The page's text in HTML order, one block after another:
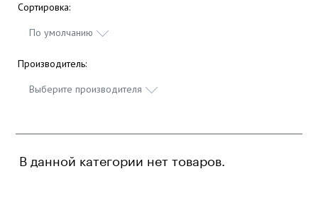
Сортировка:
По умолчанию
Производитель:
Выберите производителя
В данной категории нет товаров.